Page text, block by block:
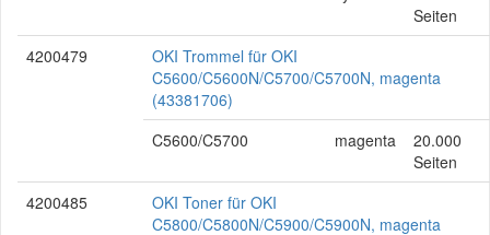
Seiten
4200479
OKI Trommel für OKI
C5600/C5600N/C5700/C5700N, magenta
(43381706)
C5600/C5700
magenta
20.000
Seiten
4200485
OKI Toner für OKI
C5800/C5800N/C5900/C5900N, magenta